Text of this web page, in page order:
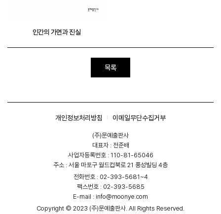
인간의 가면과 진실
목록
개인정보처리방침 이메일무단수집거부
(주)문예출판사
대표자 : 전준배
사업자등록번호 : 110-81-65046
주소 : 서울 마포구 월드컵북로 21 풍성빌딩 4층
전화번호 : 02-393-5681~4
팩스번호 : 02-393-5685
E-mail : info@moonye.com
Copyright © 2023 (주)문예출판사. All Rights Reserved.